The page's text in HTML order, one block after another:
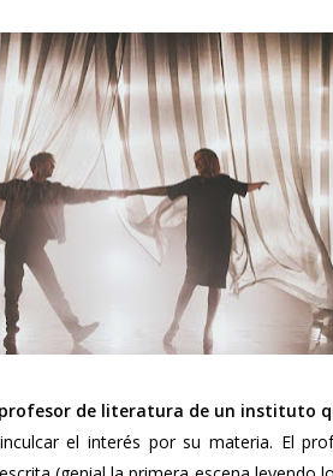
de literatura de un instituto
el interés por su materia. El